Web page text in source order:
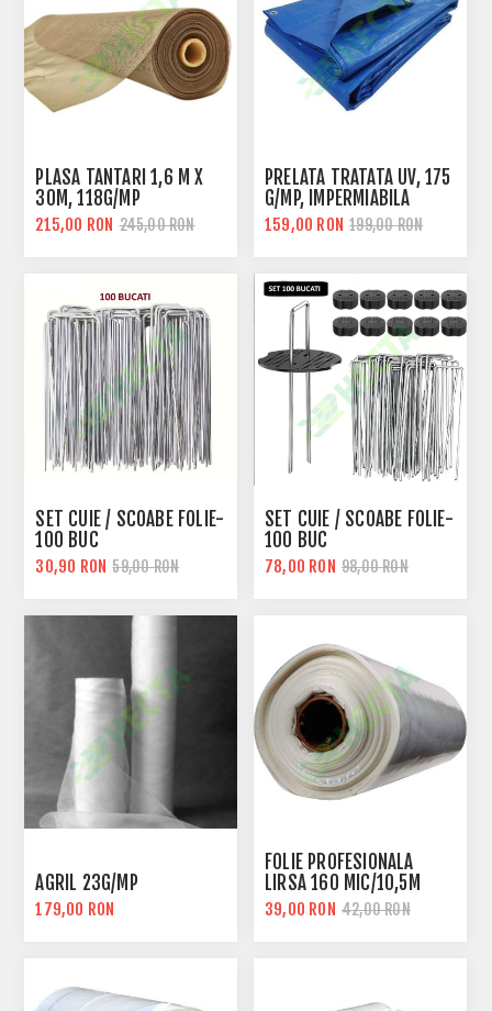
PLASA TANTARI 1,6 M X
30M, 118G/MP
215,00 RON 245,00 RON
PRELATA TRATATA UV, 175
G/MP, IMPERMIABILA
159,00 RON 199,00 RON
SET CUIE / SCOABE FOLIE-
100 BUC
30,90 RON 59,00 RON
SET CUIE / SCOABE FOLIE-
100 BUC
78,00 RON 98,00 RON
AGRIL 23G/MP
179,00 RON
FOLIE PROFESIONALA
LIRSA 160 MIC/10,5M
LATIME
39,00 RON 42,00 RON